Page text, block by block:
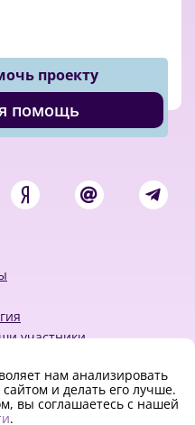
проекту
помощь
участники
нам анализировать
и делать его лучше.
вы соглашаетесь с нашей
.